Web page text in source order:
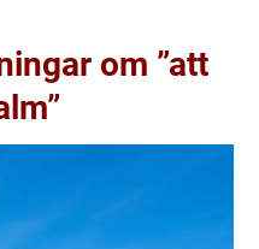
om ”att